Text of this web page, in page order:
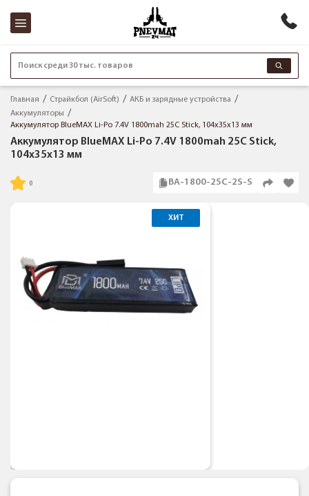
Поиск среди 30 тыс. товаров
Главная Страйкбол (AirSoft)
АКБ и зарядные устройства
Аккумуляторы
Аккумулятор BlueMAX Li-Po 7.4V 1800mah 25C Stick, 104x35x13 мм
Аккумулятор BlueMAX Li-Po 7.4V 1800mah 25C Stick,
104x35x13 мм
BA-1800-25C-2S-S
ХИТ